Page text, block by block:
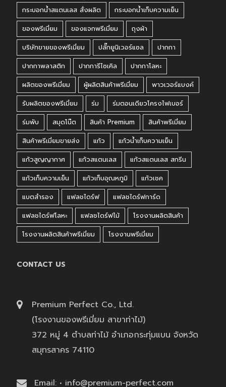
กระบอกน้ำสแตนเลส สั่งผลิต
กระบอกน้ำเก็บความเย็น
ของพรีเมี่ยม
ของแจกพรีเมี่ยม
ถุงผ้า
บริษัทขายของพรีเมี่ยม
ปลั๊กยูนิเวอร์แซล
ปากกา
ปากกาพลาสติก
ปากการีไซเคิล
ปากกาโลหะ
ผลิตของพรีเมี่ยม
ผู้ผลิตสินค้าพรีเมี่ยม
พาวเวอร์แบงค์
รับผลิตของพรีเมี่ยม
ร่ม
ร่มตอนเดียวโครงไฟเบอร์
ร่มพับ
สมุดโน๊ต สินค้า Premium
สินค้าพรีเมี่ยม
สินค้าพรีเมี่ยมขายส่ง
แก้ว
แก้วน้ำเก็บความเย็น
แก้วสูญญากาศ
แก้วสแตนเลส
แก้วสแตนเลส สกรีน
แก้วเก็บความเย็น
แก้วเก็บอุณหภูมิ
แก้วเชค
แบตสำรอง
แฟลชไดร์ฟ
แฟลชไดร์ฟการ์ด
แฟลชไดร์ฟโลหะ
แฟลชไดร์ฟไม้
โรงงานผลิตสินค้า
โรงงานผลิตสินค้าพรีเมี่ยม
โรงงานพรีเมี่ยม
CONTACT US
Premium Perfect Co., Ltd.
(โรงงานของพรีเมี่ยม สาขาท่าไม้)
372 หมู่ 4 ตำบลท่าไม้ อำเภอกระทุ่มแบน จังหวัด
สมุทรสาคร 74110
Email: • info@premium-perfect.com